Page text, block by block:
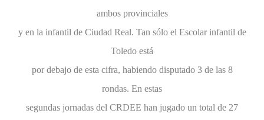
ambos provinciales
y en la infantil de Ciudad Real. Tan sólo el Escolar infantil de
Toledo está
por debajo de esta cifra, habiendo disputado 3 de las 8
rondas. En estas
segundas jornadas del CRDEE han jugado un total de 27